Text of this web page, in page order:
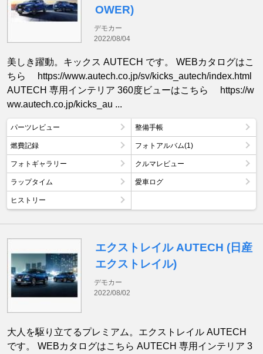
OWER)
デモカー
2022/08/04
美しき躍動。キックス AUTECH です。 WEBカタログはこ
ちら https://www.autech.co.jp/sv/kicks_autech/index.html
AUTECH 専用インテリア 360度ビューはこちら https://w
ww.autech.co.jp/kicks_au ...
パーツレビュー 整備手帳
燃費記録 フォトアルバム(1)
フォトギャラリー クルマレビュー
ラップタイム 愛車ログ
ヒストリー
エクストレイル AUTECH (日産
エクストレイル)
デモカー
2022/08/02
大人を駆り立てるプレミアム。エクストレイル AUTECH
です。 WEBカタログはこちら AUTECH 専用インテリア 3